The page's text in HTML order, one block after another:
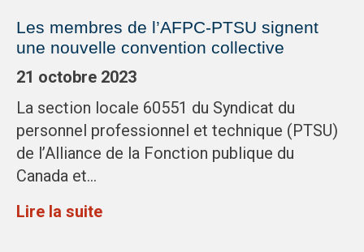
Les membres de l’AFPC-PTSU signent
une nouvelle convention collective
21 octobre 2023
La section locale 60551 du Syndicat du
personnel professionnel et technique (PTSU)
de l’Alliance de la Fonction publique du
Canada et…
Lire la suite